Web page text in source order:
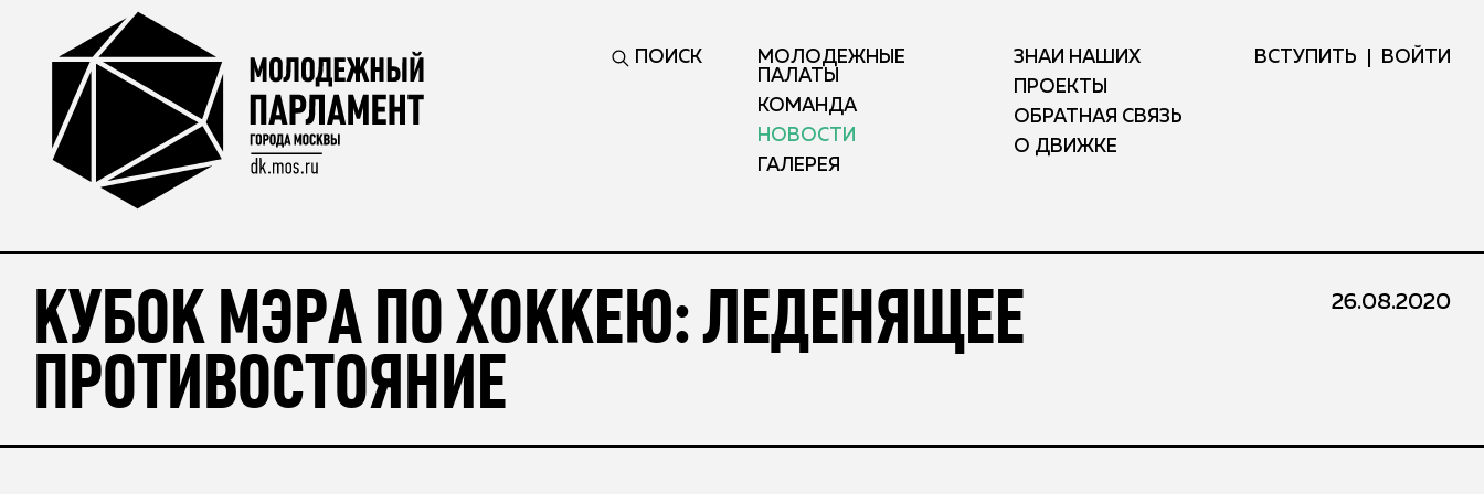
ПОИСК
МОЛОДЕЖНЫЕ
ПАЛАТЫ
КОМАНДА
НОВОСТИ
ГАЛЕРЕЯ
ЗНАЙ НАШИХ
ПРОЕКТЫ
ОБРАТНАЯ СВЯЗЬ
О ДВИЖКЕ
ВСТУПИТЬ ВОЙТИ
КУБОК МЭРА ПО ХОККЕЮ: ЛЕДЕНЯЩЕЕ
ПРОТИВОСТОЯНИЕ
26.08.2020